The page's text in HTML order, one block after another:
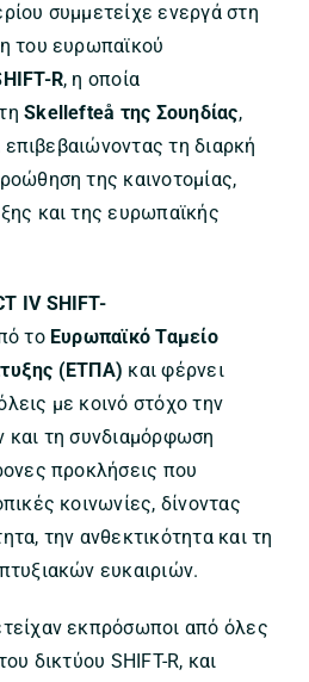
συμμετείχε ενεργά στη
του ευρωπαϊκού
R, η οποία
Skellefteå της Σουηδίας,
επιβεβαιώνοντας τη διαρκή
της καινοτομίας,
και της ευρωπαϊκής
IV SHIFT-
το Ευρωπαϊκό Ταμείο
(ΕΤΠΑ) και φέρνει
με κοινό στόχο την
και τη συνδιαμόρφωση
προκλήσεις που
κοινωνίες, δίνοντας
την ανθεκτικότητα και τη
ευκαιριών.
εκπρόσωποι από όλες
δικτύου SHIFT-R, και